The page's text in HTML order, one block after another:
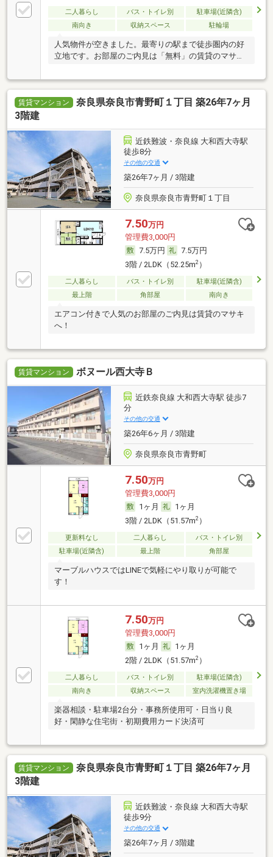
二人暮らし バス・トイレ別
駐車場(近隣含)
南向き
収納スペース 駐輪場
人気物件が空きました。最寄りの駅まで徒歩圏内の好
立地です。お部屋のご内見は「無料」の賃貸のマサキ
賃貸マンション
奈良県奈良市青野町１丁目 築26年7ヶ月
3階建
近鉄難波・奈良線 大和西大寺駅
徒歩8分
その他の交通
築26年7ヶ月 / 3階建
奈良県奈良市青野町１丁目
7.50万円
管理費3,000円
7.5万円
7.5万円
3階 / 2LDK（52.25m2）
二人暮らし バス・トイレ別
駐車場(近隣含)
最上階
角部屋 南向き
エアコン付きで人気のお部屋のご内見は賃貸のマサキ
へ！
賃貸マンション ボヌール西大寺Ｂ
近鉄奈良線 大和西大寺駅 徒歩7
分
その他の交通
築26年6ヶ月 / 3階建
奈良県奈良市青野町
7.50万円
管理費3,000円
1ヶ月
1ヶ月
3階 / 2LDK（51.57m2）
更新料なし 二人暮らし
バス・トイレ別
駐車場(近隣含)
最上階 角部屋
マーブルハウスではLINEで気軽にやり取りが可能で
す！
7.50万円
管理費3,000円
1ヶ月
1ヶ月
2階 / 2LDK（51.57m2）
二人暮らし バス・トイレ別
駐車場(近隣含)
南向き
収納スペース 室内洗濯機置き場
楽器相談・駐車場2台分・事務所使用可・日当り良
好・閑静な住宅街・初期費用カード決済可
賃貸マンション
奈良県奈良市青野町１丁目 築26年7ヶ月
3階建
近鉄難波・奈良線 大和西大寺駅
徒歩9分
その他の交通
築26年7ヶ月 / 3階建